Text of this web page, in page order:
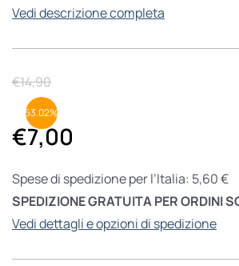
Vedi descrizione completa
€14,90
€7,00
53.02%
Spese di spedizione per l’Italia: 5,60 €
SPEDIZIONE GRATUITA PER ORDINI
Vedi dettagli e opzioni di spedizione